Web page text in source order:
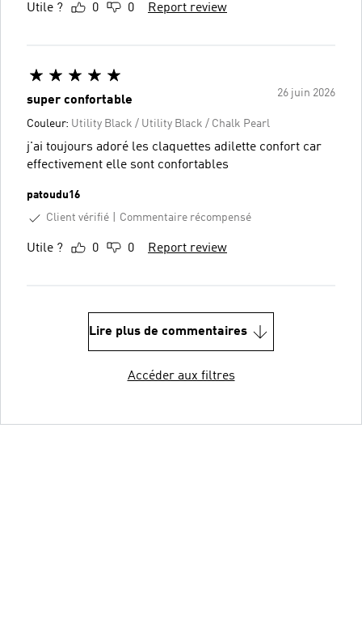
Utile ? 0 0 Report review
26 juin 2026
super confortable
Couleur: Utility Black / Utility Black / Chalk Pearl
j'ai toujours adoré les claquettes adilette confort car
effectivement elle sont confortables
patoudu16
Client vérifié
Commentaire récompensé
Utile ? 0 0 Report review
Lire plus de commentaires
Accéder aux filtres